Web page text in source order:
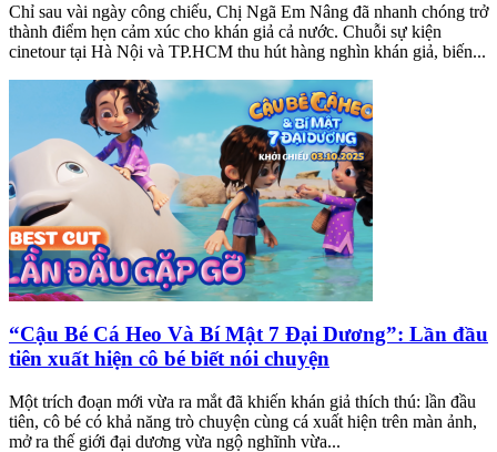
Chỉ sau vài ngày công chiếu, Chị Ngã Em Nâng đã nhanh chóng trở
thành điểm hẹn cảm xúc cho khán giả cả nước. Chuỗi sự kiện
cinetour tại Hà Nội và TP.HCM thu hút hàng nghìn khán giả, biến...
“Cậu Bé Cá Heo Và Bí Mật 7 Đại Dương”: Lần đầu
tiên xuất hiện cô bé biết nói chuyện
Một trích đoạn mới vừa ra mắt đã khiến khán giả thích thú: lần đầu
tiên, cô bé có khả năng trò chuyện cùng cá xuất hiện trên màn ảnh,
mở ra thế giới đại dương vừa ngộ nghĩnh vừa...